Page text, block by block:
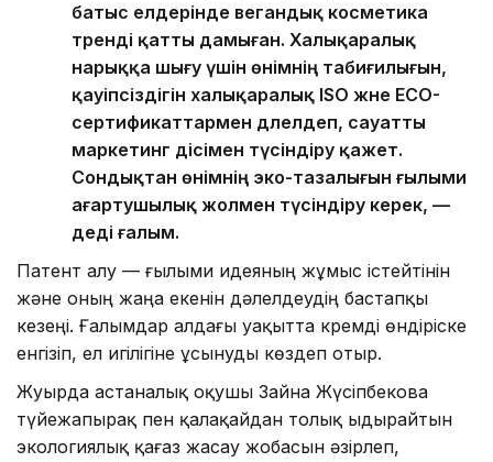
батыс елдерінде вегандық косметика
тренді қатты дамыған. Халықаралық
нарыққа шығу үшін өнімнің табиғилығын,
қауіпсіздігін халықаралық ISO және ECO-
сертификаттармен дәлелдеп, сауатты
маркетинг әдісімен түсіндіру қажет.
Сондықтан өнімнің эко-тазалығын ғылыми
ағартушылық жолмен түсіндіру керек, —
деді ғалым.
Патент алу — ғылыми идеяның жұмыс істейтінін
және оның жаңа екенін дәлелдеудің бастапқы
кезеңі. Ғалымдар алдағы уақытта кремді өндіріске
енгізіп, ел игілігіне ұсынуды көздеп отыр.
Жуырда астаналық оқушы Зайна Жүсіпбекова
түйежапырақ пен қалақайдан толық ыдырайтын
экологиялық қағаз жасау жобасын әзірлеп,